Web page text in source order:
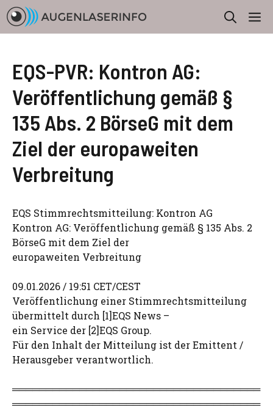
Zum
Inhalt
springen
EQS-PVR: Kontron AG:
Veröffentlichung gemäß §
135 Abs. 2 BörseG mit dem
Ziel der europaweiten
Verbreitung
EQS Stimmrechtsmitteilung: Kontron AG
Kontron AG: Veröffentlichung gemäß § 135 Abs. 2
BörseG mit dem Ziel der
europaweiten Verbreitung
09.01.2026 / 19:51 CET/CEST
Veröffentlichung einer Stimmrechtsmitteilung
übermittelt durch [1]EQS News –
ein Service der [2]EQS Group.
Für den Inhalt der Mitteilung ist der Emittent /
Herausgeber verantwortlich.
═════════════════════════════════════
═════════════════════════════════════